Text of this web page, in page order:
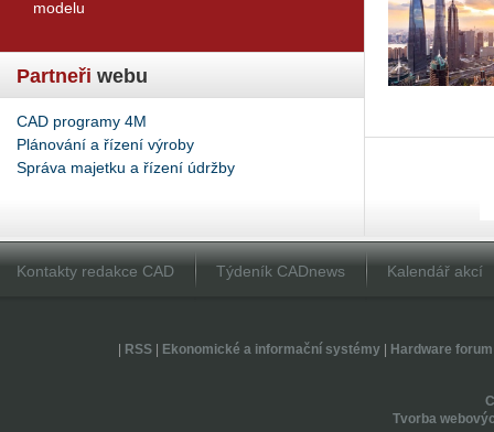
modelu
Partneři webu
CAD programy 4M
Plánování a řízení výroby
Správa majetku a řízení údržby
Kontakty redakce CAD Týdeník CADnews Kalendář akcí
RSS| Ekonomické a informační systémy| Hardware forum
Tvorba